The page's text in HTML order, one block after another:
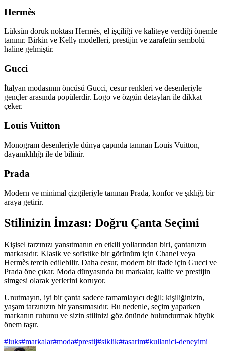
Hermès
Lüksün doruk noktası Hermès, el işçiliği ve kaliteye verdiği önemle
tanınır. Birkin ve Kelly modelleri, prestijin ve zarafetin sembolü
haline gelmiştir.
Gucci
İtalyan modasının öncüsü Gucci, cesur renkleri ve desenleriyle
gençler arasında popülerdir. Logo ve özgün detayları ile dikkat
çeker.
Louis Vuitton
Monogram desenleriyle dünya çapında tanınan Louis Vuitton,
dayanıklılığı ile de bilinir.
Prada
Modern ve minimal çizgileriyle tanınan Prada, konfor ve şıklığı bir
araya getirir.
Stilinizin İmzası: Doğru Çanta Seçimi
Kişisel tarzınızı yansıtmanın en etkili yollarından biri, çantanızın
markasıdır. Klasik ve sofistike bir görünüm için Chanel veya
Hermès tercih edilebilir. Daha cesur, modern bir ifade için Gucci ve
Prada öne çıkar. Moda dünyasında bu markalar, kalite ve prestijin
simgesi olarak yerlerini koruyor.
Unutmayın, iyi bir çanta sadece tamamlayıcı değil; kişiliğinizin,
yaşam tarzınızın bir yansımasıdır. Bu nedenle, seçim yaparken
markanın ruhunu ve sizin stilinizi göz önünde bulundurmak büyük
önem taşır.
#luks#markalar#moda#prestij#siklik#tasarim#kullanici-deneyimi